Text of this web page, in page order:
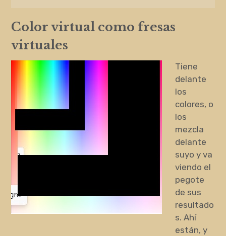
Color virtual como fresas
virtuales
Tiene
delante
los
colores, o
los
mezcla
delante
suyo y va
viendo el
pegote
de sus
resultado
s. Ahí
están, y